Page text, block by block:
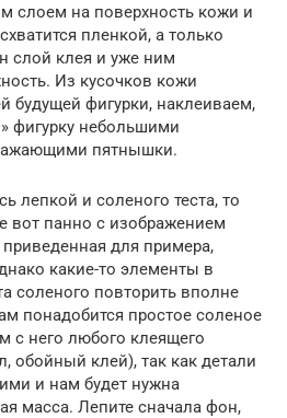
слоем на поверхность кожи и
пленкой, а только
слой клея и уже ним
Из кусочков кожи
будущей фигурки, наклеиваем,
фигурку небольшими
пятнышки.
лепкой и соленого теста, то
вот панно с изображением
для примера,
какие-то элементы в
соленого повторить вполне
понадобится простое соленое
с него любого клеящего
обойный клей), так как детали
и нам будет нужна
масса. Лепите сначала фон,